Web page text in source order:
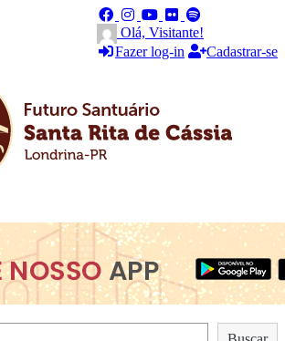
Olá, Visitante!
Fazer log-in
Cadastrar-se